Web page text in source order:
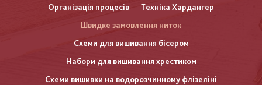
Організація процесів
Техніка Хардангер
Швидке замовлення ниток
Схеми для вишивання бісером
Набори для вишивання хрестиком
Схеми вишивки на водорозчинному флізеліні